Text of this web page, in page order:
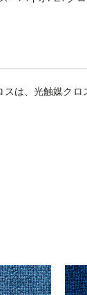
は、光触媒クロ